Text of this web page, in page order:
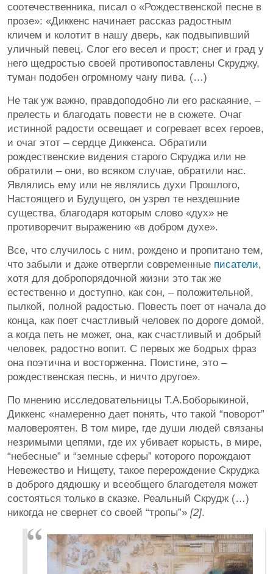
соотечественника, писал о «Рождественской песне в
прозе»: «Диккенс начинает рассказ радостным
кличем и колотит в нашу дверь, как подвыпивший
уличный певец. Слог его весел и прост; снег и град у
него щедростью своей противопоставлены Скруджу,
туман подобен огромному чану пива. (…)
Не так уж важно, правдоподобно ли его раскаяние, –
прелесть и благодать повести не в сюжете. Очаг
истинной радости освещает и согревает всех героев,
и очаг этот – сердце Диккенса. Обратили
рождественские видения старого Скруджа или не
обратили – они, во всяком случае, обратили нас.
Являлись ему или не являлись духи Прошлого,
Настоящего и Будущего, он узрел те нездешние
существа, благодаря которым слово «дух» не
противоречит выражению «в добром духе».
Все, что случилось с ним, рождено и пропитано тем,
что забыли и даже отвергли современные писатели,
хотя для добропорядочной жизни это так же
естественно и доступно, как сон, – положительной,
пылкой, полной радостью. Повесть поет от начала до
конца, как поет счастливый человек по дороге домой,
а когда петь не может, она, как счастливый и добрый
человек, радостно вопит. С первых же бодрых фраз
она поэтична и восторженна. Поистине, это –
рождественская песнь, и ничто другое».
По мнению исследовательницы Т.А.Боборыкиной,
Диккенс «намеренно дает понять, что такой “поворот”
маловероятен. В том мире, где души людей связаны
незримыми цепями, где их убивает корысть, в мире,
“небесные” и “земные сферы” которого порождают
Невежество и Нищету, такое перерождение Скруджа
в доброго дядюшку и всеобщего благодетеля может
состояться только в сказке. Реальный Скрудж (…)
никогда не свернет со своей “тропы”» [2].